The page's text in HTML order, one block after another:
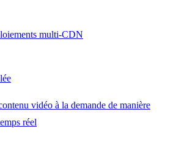
multi-CDN
vidéo à la demande de manière
réel